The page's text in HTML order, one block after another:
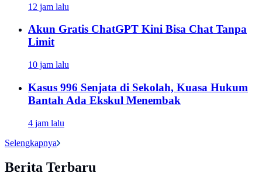
12 jam lalu
Akun Gratis ChatGPT Kini Bisa Chat Tanpa
Limit
10 jam lalu
Kasus 996 Senjata di Sekolah, Kuasa Hukum
Bantah Ada Ekskul Menembak
4 jam lalu
Selengkapnya
Berita Terbaru